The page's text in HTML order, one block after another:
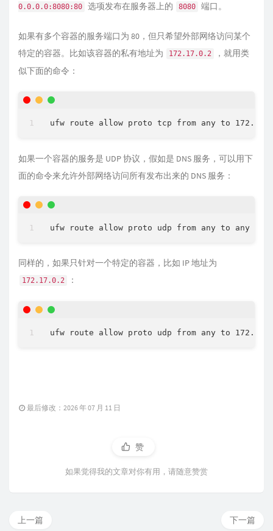
0.0.0.0:8080:80 选项发布在服务器上的 8080 端口。
如果有多个容器的服务端口为 80，但只希望外部网络访问某个
特定的容器。比如该容器的私有地址为
172.17.0.2
，就用类
似下面的命令：
如果一个容器的服务是 UDP 协议，假如是 DNS 服务，可以用下
面的命令来允许外部网络访问所有发布出来的 DNS 服务：
同样的，如果只针对一个特定的容器，比如 IP 地址为
172.17.0.2 ：
最后修改：2026 年 07 月 11 日
赞
如果觉得我的文章对你有用，请随意赞赏
下一篇
上一篇